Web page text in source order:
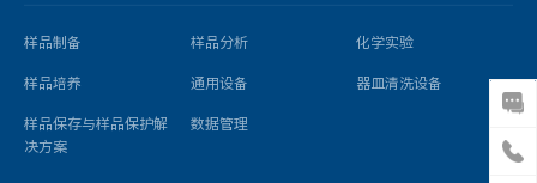
样品制备 样品分析
化学实验
样品培养
通用设备
器皿清洗设备
样品保存与样品保护解
决方案
数据管理